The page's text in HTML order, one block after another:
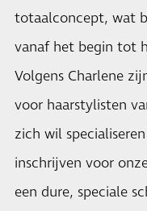
totaalconcept, wat
vanaf het begin tot
Volgens Charlene
voor haarstylisten
zich wil
inschrijven voor
een dure, speciale